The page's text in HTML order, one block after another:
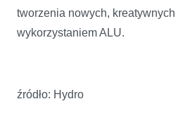
tworzenia nowych, kreatywnych
wykorzystaniem ALU.
źródło: Hydro